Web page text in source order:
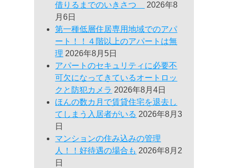
借りるまでのいきさつ
2026年8
月6日
第一種低層住居専用地域でのアパ
ート！！４階以上のアパートは無
理 2026年8月5日
アパートのセキュリティに必要不
可欠になってきているオートロッ
クと防犯カメラ 2026年8月4日
ほんの数カ月で賃貸住宅を退去し
てしまう入居者がいる 2026年8月3
日
マンションの住み込みの管理
人！！好待遇の場合も 2026年8月2
日